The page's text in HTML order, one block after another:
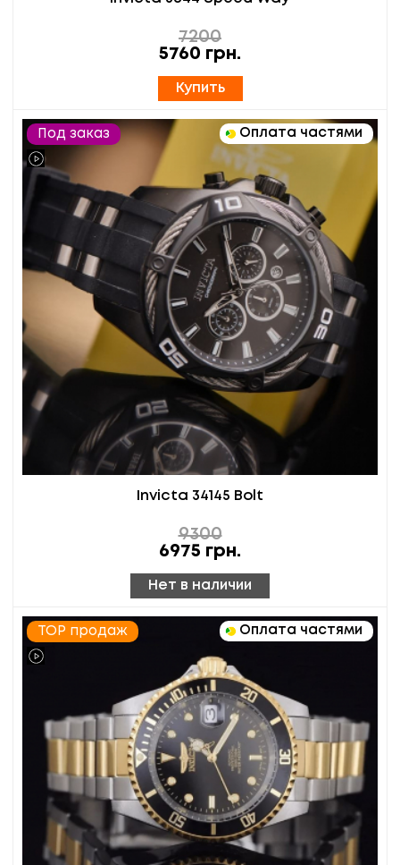
7200
5760 грн.
Купить
Под заказ Оплата частями
Invicta 34145 Bolt
9300
6975 грн.
Нет в наличии
TOP продаж Оплата частями